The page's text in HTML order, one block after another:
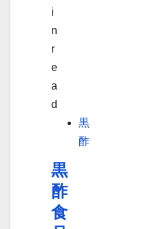
i
n
r
e
a
d
黒
酢
黒
酢
食